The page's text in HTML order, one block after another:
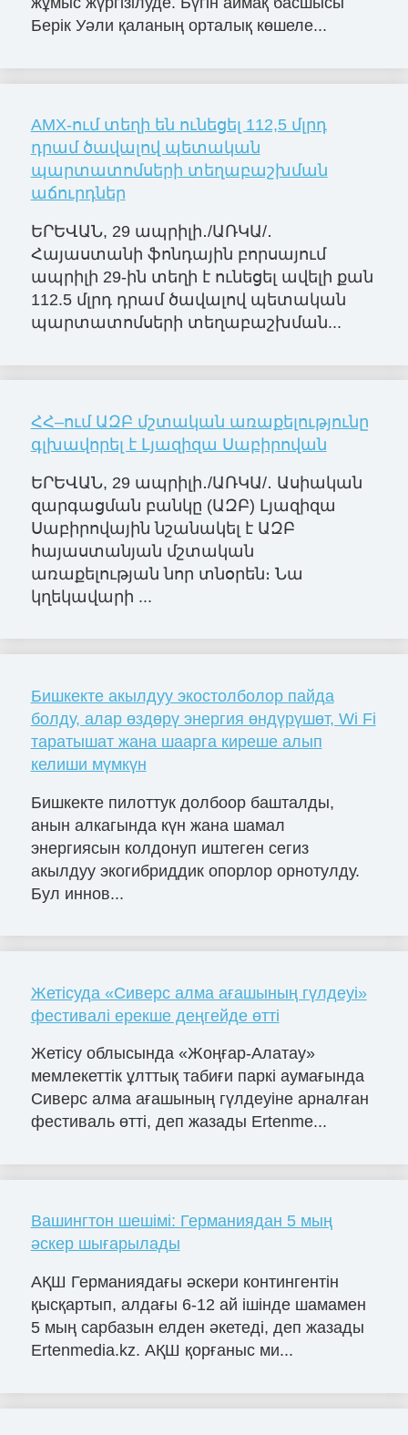
Берік Уәли қаланың орталық көшеле...
AMX-ում տեղի են ունեցել 112,5 մլրդ
դրամ ծավալով պետական
պարտատոմսերի տեղաբաշխման
աճուրդներ
ԵՐԵՎԱՆ, 29 ապրիլի․/ԱՌԿԱ/․
Հայաստանի ֆոնդային բորսայում
ապրիլի 29-ին տեղի է ունեցել ավելի քան
112.5 մլրդ դրամ ծավալով պետական
պարտատոմսերի տեղաբաշխման...
ՀՀ–ում ԱԶԲ մշտական առաքելությունը
գլխավորել է Լյազիզա Սաբիրովան
ԵՐԵՎԱՆ, 29 ապրիլի․/ԱՌԿԱ/․ Ասիական
զարգացման բանկը (ԱԶԲ) Լյազիզա
Սաբիրովային նշանակել է ԱԶԲ
հայաստանյան մշտական
առաքելության նոր տնօրեն։ Նա
կղեկավարի ...
Бишкекте акылдуу экостолболор пайда
болду, алар өздөрү энергия өндүрүшөт, Wi Fi
таратышат жана шаарга киреше алып
келиши мүмкүн
Бишкекте пилоттук долбоор башталды,
анын алкагында күн жана шамал
энергиясын колдонуп иштеген сегиз
акылдуу экогибриддик опорлор орнотулду.
Бул иннов...
Жетісуда «Сиверс алма ағашының гүлдеуі»
фестивалі ерекше деңгейде өтті
Жетісу облысында «Жоңғар-Алатау»
мемлекеттік ұлттық табиғи паркі аумағында
Сиверс алма ағашының гүлдеуіне арналған
фестиваль өтті, деп жазады Ertenme...
Вашингтон шешімі: Германиядан 5 мың
әскер шығарылады
АҚШ Германиядағы әскери контингентін
қысқартып, алдағы 6-12 ай ішінде шамамен
5 мың сарбазын елден әкетеді, деп жазады
Ertenmedia.kz. АҚШ қорғаныс ми...